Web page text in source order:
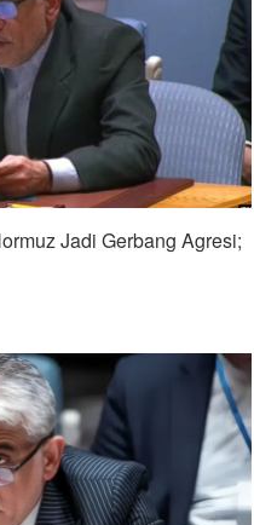
Jadi Gerbang Agresi;